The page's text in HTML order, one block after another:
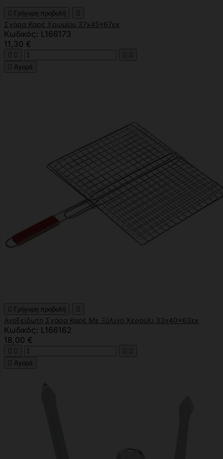
 Γρήγορη προβολή 
Σχάρα Καρέ Χρωμίου 37x45x67εκ
Κωδικός: L166173
11,30 €
   
 Αγορά
 Γρήγορη προβολή 
Ανοξείδωτη Σχάρα Καρέ Με Ξύλινο Χερούλι 33x40x63εκ
Κωδικός: L166162
18,00 €
   
 Αγορά